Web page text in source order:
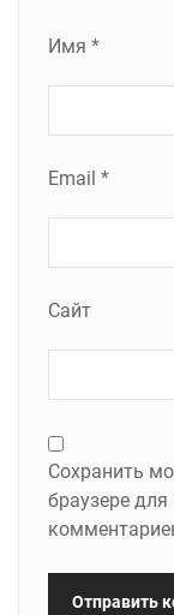
Имя *
Email *
Сайт
Сохранить
браузере